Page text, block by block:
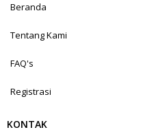
Beranda
Tentang Kami
FAQ's
Registrasi
KONTAK